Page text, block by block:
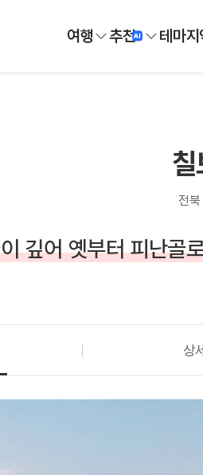
여행 추천 테마지
전북
깊어 옛부터 피난골
상